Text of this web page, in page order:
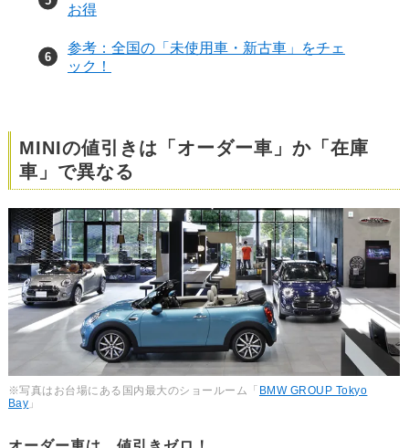
お得
参考：全国の「未使用車・新古車」をチェ
ック！
MINIの値引きは「オーダー車」か「在庫
車」で異なる
※写真はお台場にある国内最大のショールーム「 BMW GROUP Tokyo
Bay 」